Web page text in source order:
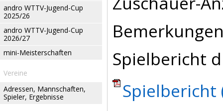
andro WTTV-Jugend-Cup
2025/26
andro WTTV-Jugend-Cup
2026/27
mini-Meisterschaften
Vereine
Adressen, Mannschaften,
Spieler, Ergebnisse
Spielbericht
Spielbericht